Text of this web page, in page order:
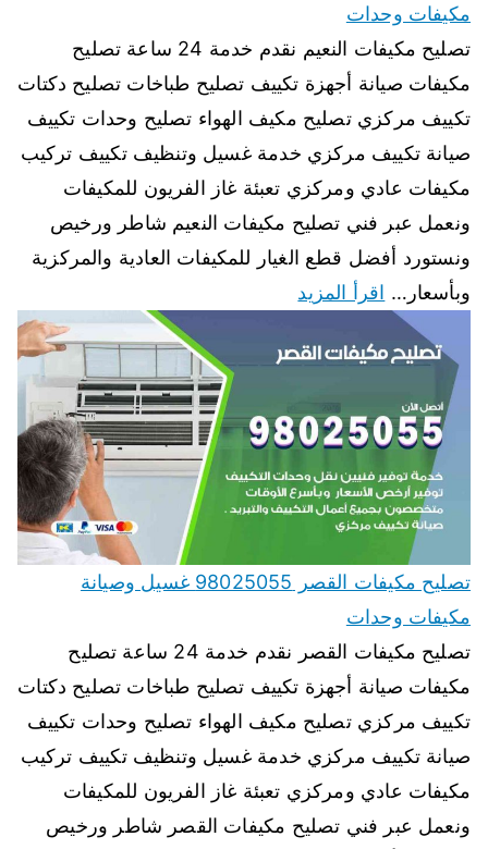
مكيفات وحدات
تصليح مكيفات النعيم نقدم خدمة 24 ساعة تصليح
مكيفات صيانة أجهزة تكييف تصليح طباخات تصليح دكتات
تكييف مركزي تصليح مكيف الهواء تصليح وحدات تكييف
صيانة تكييف مركزي خدمة غسيل وتنظيف تكييف تركيب
مكيفات عادي ومركزي تعبئة غاز الفريون للمكيفات
ونعمل عبر فني تصليح مكيفات النعيم شاطر ورخيص
ونستورد أفضل قطع الغيار للمكيفات العادية والمركزية
وبأسعار… اقرأ المزيد
تصليح مكيفات القصر 98025055 غسيل وصيانة
مكيفات وحدات
تصليح مكيفات القصر نقدم خدمة 24 ساعة تصليح
مكيفات صيانة أجهزة تكييف تصليح طباخات تصليح دكتات
تكييف مركزي تصليح مكيف الهواء تصليح وحدات تكييف
صيانة تكييف مركزي خدمة غسيل وتنظيف تكييف تركيب
مكيفات عادي ومركزي تعبئة غاز الفريون للمكيفات
ونعمل عبر فني تصليح مكيفات القصر شاطر ورخيص